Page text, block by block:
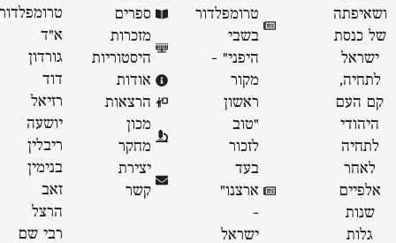
ושאיפתה
של כנסת
ישראל
לתחיה,
קם העם
היהודי
לתחיה
לאחר
אלפיים
שנות
גלות
טרומפלדור
בשבי
היפני" -
מקור
ראשון
״טוב
לזכור
בעד
ארצנו״
-
ישראל
ספרים
מזכרות
היסטוריות
אודות
הרצאות
מכון
מחקר
יצירת
קשר
טרומפלדור
א״ד
גורדון
דוד
רזיאל
יושעה
ריבלין
בנימין
זאב
הרצל
רבי שם